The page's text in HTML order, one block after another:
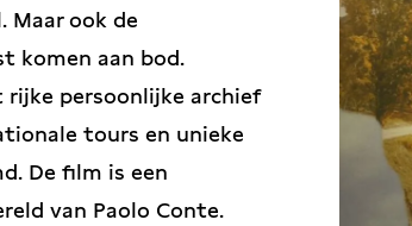
ook de
komen aan bod.
persoonlijke archief
tours en unieke
De film is een
van Paolo Conte.